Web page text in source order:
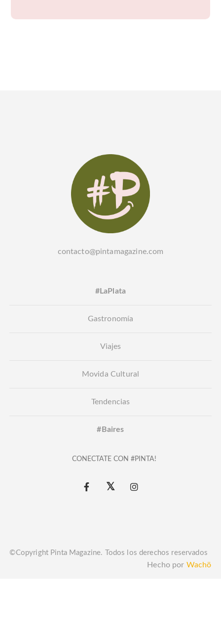
contacto@pintamagazine.com
#LaPlata
Gastronomía
Viajes
Movida Cultural
Tendencias
#Baires
CONECTATE CON #PINTA!
©Copyright Pinta Magazine. Todos los derechos reservados
Hecho por Wachö